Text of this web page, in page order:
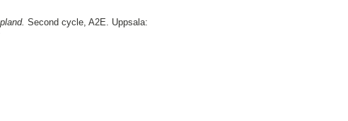
Second cycle, A2E. Uppsala: